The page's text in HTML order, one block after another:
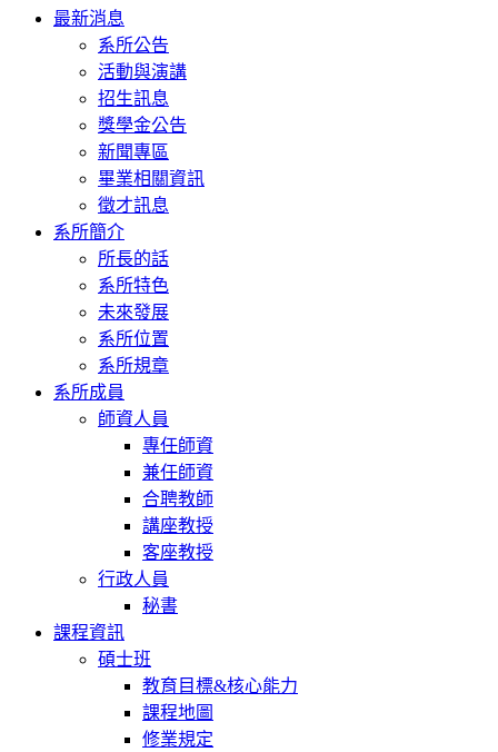
Toggle
navigation
最新消息
系所公告
活動與演講
招生訊息
獎學金公告
新聞專區
畢業相關資訊
徵才訊息
系所簡介
所長的話
系所特色
未來發展
系所位置
系所規章
系所成員
師資人員
專任師資
兼任師資
合聘教師
講座教授
客座教授
行政人員
秘書
課程資訊
碩士班
教育目標&核心能力
課程地圖
修業規定